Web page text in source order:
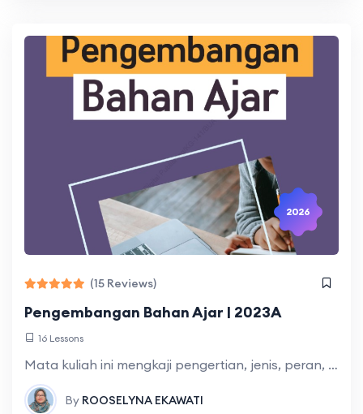
2026
(15 Reviews)
Pengembangan Bahan Ajar | 2023A
16 Lessons
Mata kuliah ini mengkaji pengertian, jenis, peran, dan prosedur pengembangan bahan ajar matematika yang meliputi analisis konsep, keterkaitan antar konsep, karakteristik peserta didik, serta konteks
By ROOSELYNA EKAWATI